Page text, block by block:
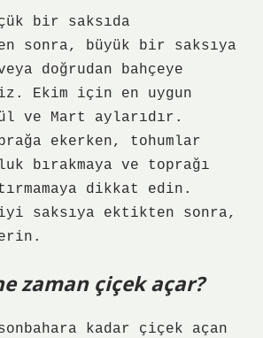
bir saksıda
sonra, büyük bir saksıya
doğrudan bahçeye
Ekim için en uygun
ve Mart aylarıdır.
ekerken, tohumlar
bırakmaya ve toprağı
dikkat edin.
saksıya ektikten sonra,
zaman çiçek açar?
kadar çiçek açan